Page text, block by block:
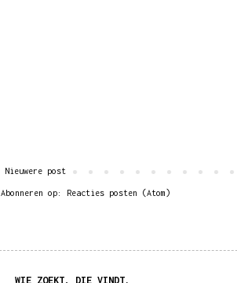
Nieuwere post
Abonneren op: Reacties posten (Atom)
WIE ZOEKT, DIE VINDT.